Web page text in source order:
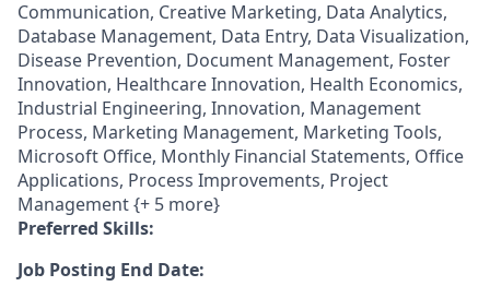
Communication, Creative Marketing, Data Analytics,
Database Management, Data Entry, Data Visualization,
Disease Prevention, Document Management, Foster
Innovation, Healthcare Innovation, Health Economics,
Industrial Engineering, Innovation, Management
Process, Marketing Management, Marketing Tools,
Microsoft Office, Monthly Financial Statements, Office
Applications, Process Improvements, Project
Management {+ 5 more}
Preferred Skills:
Job Posting End Date: